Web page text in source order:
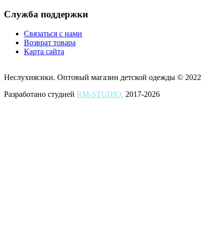
Служба поддержки
Связаться с нами
Возврат товара
Карта сайта
Неслухнясики. Оптовый магазин детской одежды © 2022
Разработано студией RM-STUDIO. 2017-2026